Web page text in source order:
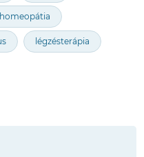
homeopátia
légzésterápia